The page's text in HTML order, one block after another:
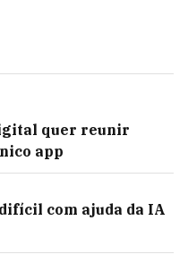
quer reunir
app
com ajuda da IA